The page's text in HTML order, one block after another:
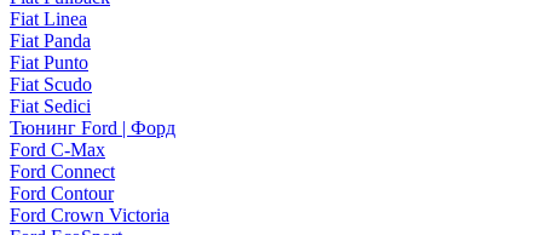
Fiat Linea
Fiat Panda
Fiat Punto
Fiat Scudo
Fiat Sedici
Тюнинг Ford | Форд
Ford C-Max
Ford Connect
Ford Contour
Ford Crown Victoria